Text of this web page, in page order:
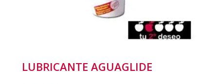
LUBRICANTE AGUAGLIDE